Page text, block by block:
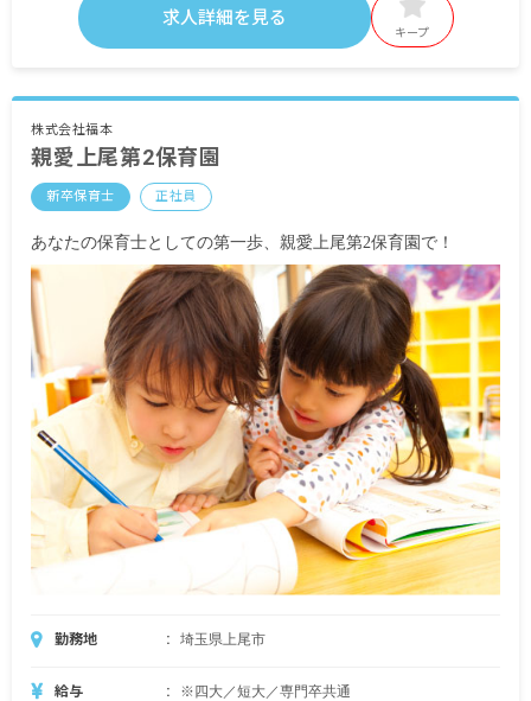
基本給160,000円～
処遇改善Ⅲ5,000円
＜共通＞
交通費全額支給
昇給年1回（4月）5,000円～※昨年度実績
賞与年2回（9月／3月）計2.5カ月分※昨年実績
<モデル年収例>
新人：年収275万円／20歳／入社1年
主任：年収340万円／27歳／入社3年
園長：年収420万円／51歳／入社4年
求人詳細を見る
キープ
株式会社福本
親愛上尾第2保育園
新卒保育士 正社員
あなたの保育士としての第一歩、親愛上尾第2保育園で！
勤務地 埼玉県上尾市
給与
※四大／短大／専門卒共通